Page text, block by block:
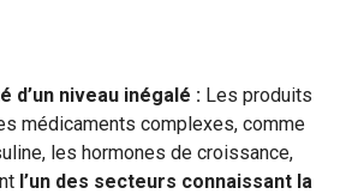
d’un niveau inégalé : Les produits
médicaments complexes, comme
les hormones de croissance,
l’un des secteurs connaissant la